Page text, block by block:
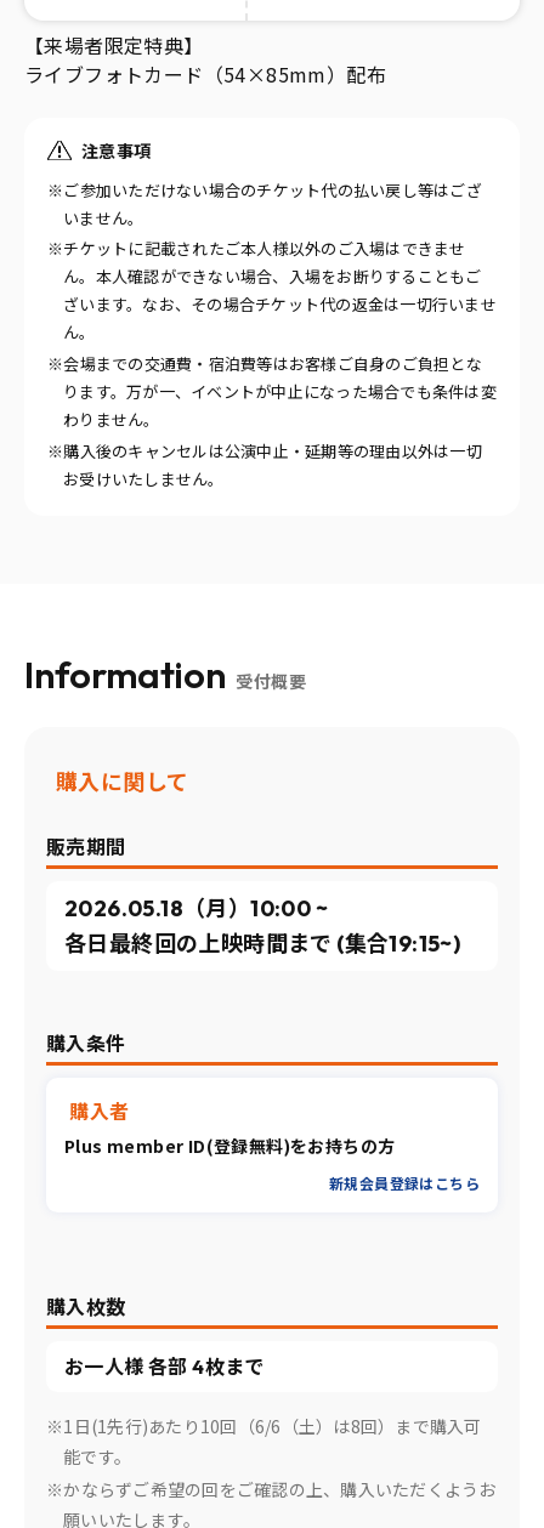
【来場者限定特典】
ライブフォトカード（54×85mm）配布
注意事項
※ご参加いただけない場合のチケット代の払い戻し等はござ
いません。
※チケットに記載されたご本人様以外のご入場はできませ
ん。本人確認ができない場合、入場をお断りすることもご
ざいます。なお、その場合チケット代の返金は一切行いませ
ん。
※会場までの交通費・宿泊費等はお客様ご自身のご負担とな
ります。万が一、イベントが中止になった場合でも条件は変
わりません。
※購入後のキャンセルは公演中止・延期等の理由以外は一切
お受けいたしません。
Information 受付概要
購入に関して
販売期間
2026.05.18（月）10:00 ~
各日最終回の上映時間まで (集合19:15~)
購入条件
購入者
Plus member ID(登録無料)をお持ちの方
新規会員登録はこちら
購入枚数
お一人様 各部 4枚まで
※1日(1先行)あたり10回（6/6（土）は8回）まで購入可
能です。
※かならずご希望の回をご確認の上、購入いただくようお
願いいたします。